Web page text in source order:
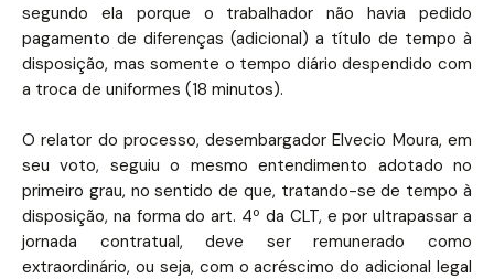
segundo ela porque o trabalhador não havia pedido
pagamento de diferenças (adicional) a título de tempo à
disposição, mas somente o tempo diário despendido com
a troca de uniformes (18 minutos).
O relator do processo, desembargador Elvecio Moura, em
seu voto, seguiu o mesmo entendimento adotado no
primeiro grau, no sentido de que, tratando-se de tempo à
disposição, na forma do art. 4º da CLT, e por ultrapassar a
jornada contratual, deve ser remunerado como
extraordinário, ou seja, com o acréscimo do adicional legal